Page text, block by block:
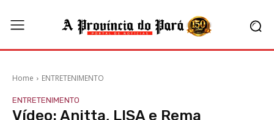
Home ENTRETENIMENTO
ENTRETENIMENTO
Vídeo: Anitta, LISA e Rema